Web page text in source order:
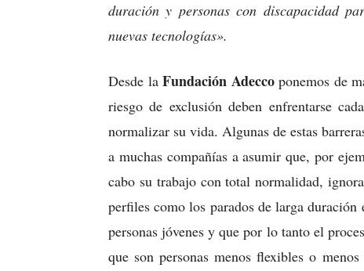
duración y personas con discapacidad
nuevas tecnologías».
Desde la Fundación Adeccoponemos de
riesgo de exclusión deben enfrentarse
normalizar su vida. Algunas de estas
a muchas compañías a asumir que, por
cabo su trabajo con total normalidad,
perfiles como los parados de larga
personas jóvenes y que por lo tanto el
que son personas menos flexibles o